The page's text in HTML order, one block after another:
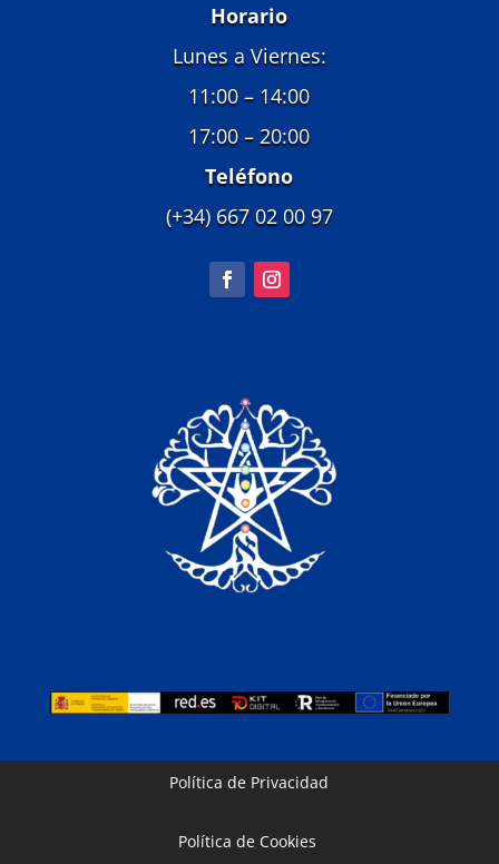
Horario
Lunes a Viernes:
11:00 – 14:00
17:00 – 20:00
Teléfono
(+34) 667 02 00 97
Política de Privacidad
Política de Cookies